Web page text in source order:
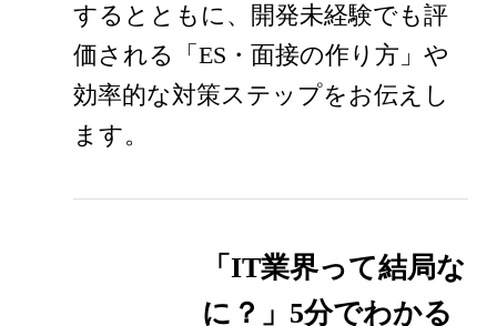
するとともに、開発未経験でも評
価される「ES・面接の作り方」や
効率的な対策ステップをお伝えし
ます。
「IT業界って結局な
に？」5分でわかる